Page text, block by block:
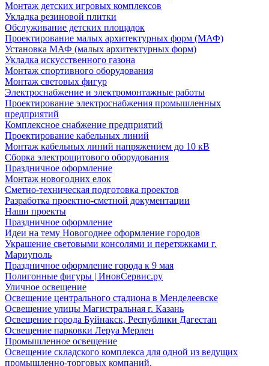
Монтаж детских игровых комплексов
Укладка резиновой плитки
Обслуживание детских площадок
Проектирование малых архитектурных форм (МАФ)
Установка МАФ (малых архитектурных форм)
Укладка искусственного газона
Монтаж спортивного оборудования
Монтаж световых фигур
Электроснабжение и электромонтажные работы
Проектирование электроснабжения промышленных
предприятий
Комплексное снабжение предприятий
Проектирование кабельных линий
Монтаж кабельных линий напряжением до 10 кВ
Сборка электрощитового оборудования
Праздничное оформление
Монтаж новогодних елок
Сметно-техническая подготовка проектов
Разработка проектно-сметной документации
Наши проекты
Праздничное оформление
Идеи на тему Новогоднее оформление городов
Украшение световыми консолями и перетяжками г.
Мариуполь
Праздничное оформление города к 9 мая
Полигонные фигуры | ИновСервис.ру
Уличное освещение
Освещение центрального стадиона в Менделеевске
Освещение улицы Магистральная г. Казань
Освещение города Буйнакск, Республики Дагестан
Освещение парковки Леруа Мерлен
Промышленное освещение
Освещение складского комплекса для одной из ведущих
промышленно-торговых компаний.